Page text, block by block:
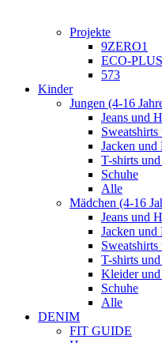
Projekte
9ZERO1
ECO-PLUS
573
Kinder
Jungen (4-16
Jeans und
Jacken und
T-shirts
Schuhe
Alle
Mädchen (4-16
Jeans und
Jacken und
T-shirts
Kleider
Schuhe
Alle
DENIM
FIT GUIDE